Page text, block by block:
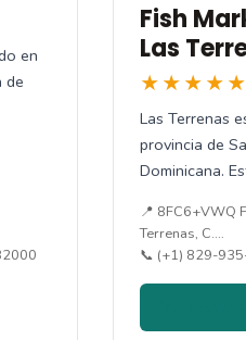
en
de
Fish
Las
★★★★★
Las Terrenas
provincia de
Dominicana.
📍 8FC6+VWQ
Terrenas, C.…
📞 (+1) 829-